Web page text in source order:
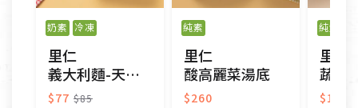
之商品、以及性質上無法或不適合退換之商品：如
CD、VCD、DVD、電腦軟體，若產品瑕疵無法讀取僅
接受原片換新。
衣飾鞋類-如T恤，如於送達後水洗或污損者。
美容保養用品、內衣褲、襪子、口罩等私人消耗性產
奶素 冷凍
里仁
義大利麵-天貝紅醬
$77 $85
純素
里仁
酸高麗菜湯底
$260
純素
里仁
蔬食熱狗
$195